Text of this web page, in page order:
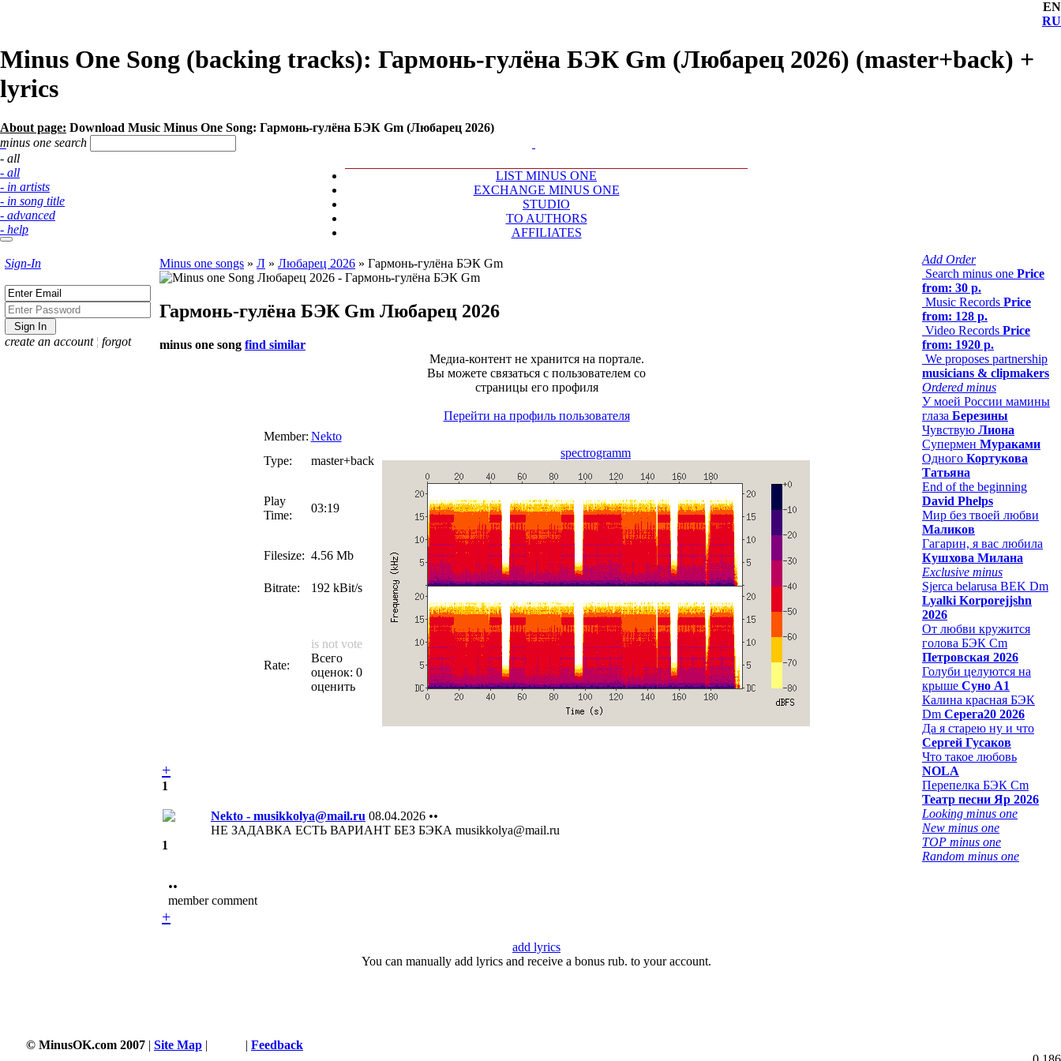
EN
RU
Minus One Song (backing tracks): Гармонь-гулёна БЭК Gm (Любарец 2026) (master+back) +
lyrics
About page: Download Music Minus One Song: Гармонь-гулёна БЭК Gm (Любарец 2026)
minus one search
- all
- all
- in artists
- in song title
- advanced
- help
LIST MINUS ONE
EXCHANGE MINUS ONE
STUDIO
TO AUTHORS
AFFILIATES
Sign-In
create an account ¦ forgot
Minus one songs » Л » Любарец 2026 » Гармонь-гулёна БЭК Gm
Гармонь-гулёна БЭК Gm Любарец 2026
minus one song find similar
Медиа-контент не хранится на портале.
Вы можете связаться с пользователем со
страницы его профиля
Перейти на профиль пользователя
Member: Nekto
Type:
master+back
spectrogramm
Play
Time:
03:19
Filesize: 4.56 Mb
Bitrate: 192 kBit/s
Rate:
is not vote
Всего
оценок: 0
оценить
+
1
Nekto - musikkolya@mail.ru 08.04.2026 ••
НЕ ЗАДАВКА ЕСТЬ ВАРИАНТ БЕЗ БЭКА musikkolya@mail.ru
1
••
member comment
+
add lyrics
You can manually add lyrics and receive a bonus rub. to your account.
Add Order
Search minus one Price
from: 30 р.
Music Records Price
from: 128 р.
Video Records Price
from: 1920 р.
We proposes partnership
musicians & clipmakers
Ordered minus
У моей России мамины
глаза Березины
Чувствую Лиона
Супермен Мураками
Одного Кортукова
Татьяна
End of the beginning
David Phelps
Мир без твоей любви
Маликов
Гагарин, я вас любила
Кушхова Милана
Exclusive minus
Sjerca belarusa BEK Dm
Lyalki Korporejjshn
2026
От любви кружится
голова БЭК Cm
Петровская 2026
Голуби целуются на
крыше Суно А1
Калина красная БЭК
Dm Серега20 2026
Да я старею ну и что
Сергей Гусаков
Что такое любовь
NOLA
Перепелка БЭК Cm
Театр песни Яр 2026
Looking minus one
New minus one
TOP minus one
Random minus one
© MinusOK.com 2007 | Site Map | | Feedback